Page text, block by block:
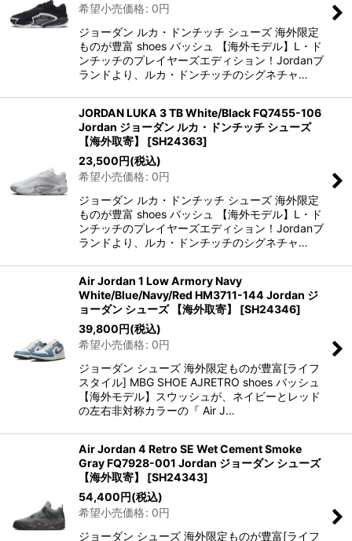
希望小売価格: 0円
ジョーダン ルカ・ドンチッチ シューズ 海外限定
ものが豊富 shoes バッシュ 【海外モデル】L・ド
ンチッチのプレイヤーズエディション！Jordanブ
ランドより、ルカ・ドンチッチのシグネチャ…
JORDAN LUKA 3 TB White/Black FQ7455-106
Jordan ジョーダン ルカ・ドンチッチ シューズ
【海外取寄】
[SH24363]
23,500円(税込)
希望小売価格: 0円
ジョーダン ルカ・ドンチッチ シューズ 海外限定
ものが豊富 shoes バッシュ 【海外モデル】L・ド
ンチッチのプレイヤーズエディション！Jordanブ
ランドより、ルカ・ドンチッチのシグネチャ…
Air Jordan 1 Low Armory Navy
White/Blue/Navy/Red HM3711-144 Jordan ジ
ョーダン シューズ 【海外取寄】
[SH24346]
39,800円(税込)
希望小売価格: 0円
ジョーダン シューズ 海外限定ものが豊富[ライフ
スタイル] MBG SHOE AJRETRO shoes バッシュ
【海外モデル】スウッシュが、ネイビーとレッド
の左右非対称カラーの『 Air J…
Air Jordan 4 Retro SE Wet Cement Smoke
Gray FQ7928-001 Jordan ジョーダン シューズ
【海外取寄】
[SH24343]
54,400円(税込)
希望小売価格: 0円
ジョーダン シューズ 海外限定ものが豊富[ライフ